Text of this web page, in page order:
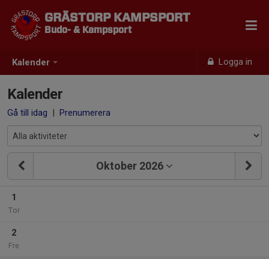
Kalender Logga in
GRÄSTORP KAMPSPORT
Budo- & Kampsport
Kalender
Gå till idag | Prenumerera
Oktober 2026
1
Tor
2
Fre